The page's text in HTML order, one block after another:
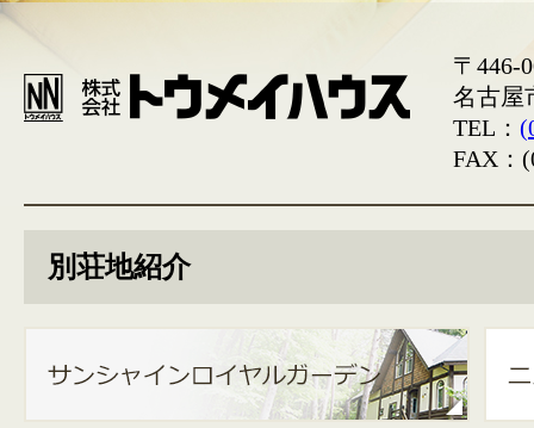
〒446-
名古屋
TEL：
FAX：
別荘地紹介